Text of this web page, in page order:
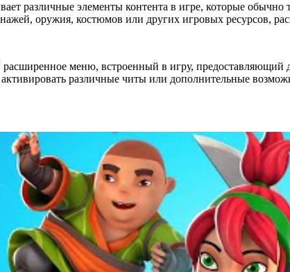
различные элементы контента в игре, которые
оружия, костюмов или других игровых ресурсов,
меню, встроенный в игру,
различные читы или дополнительные